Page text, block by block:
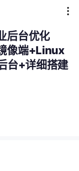
后台优化
像端+Linux
台+详细搭建